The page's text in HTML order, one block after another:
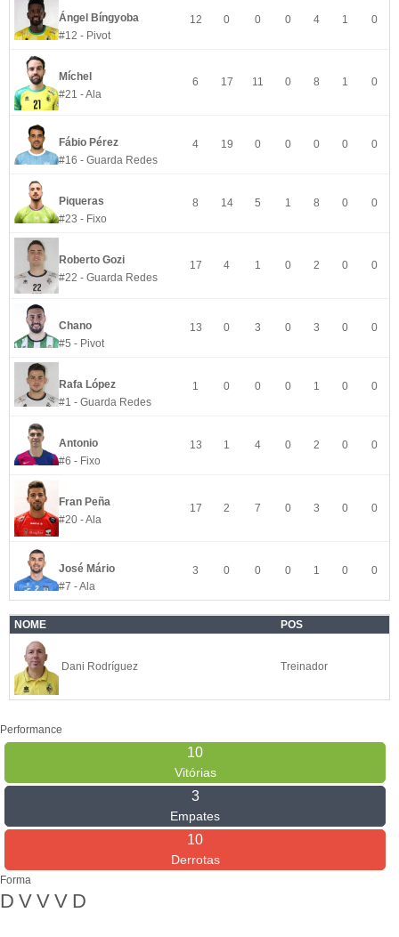
Ángel Bíngyoba
#12 - Pivot
12 0 0 0 4 1 0
Míchel
#21 - Ala
6 17 11 0 8 1 0
Fábio Pérez
#16 - Guarda Redes
4 19 0 0 0 0 0
Piqueras
#23 - Fixo
8 14 5 1 8 0 0
Roberto Gozi
#22 - Guarda Redes
17 4 1 0 2 0 0
Chano
#5 - Pivot
13 0 3 0 3 0 0
Rafa López
#1 - Guarda Redes
1 0 0 0 1 0 0
Antonio
#6 - Fixo
13 1 4 0 2 0 0
Fran Peña
#20 - Ala
17 2 7 0 3 0 0
José Mário
#7 - Ala
3 0 0 0 1 0 0
NOME POS
Dani Rodríguez Treinador
Performance
10
Vitórias
3
Empates
10
Derrotas
Forma
D V V V D